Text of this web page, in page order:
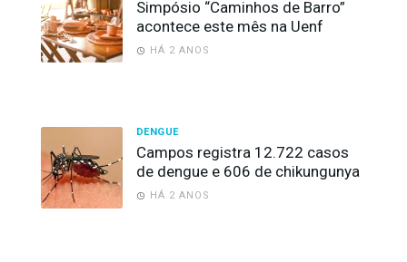
Simpósio “Caminhos de Barro”
acontece este mês na Uenf
HÁ 2 ANOS
DENGUE
Campos registra 12.722 casos
de dengue e 606 de chikungunya
HÁ 2 ANOS